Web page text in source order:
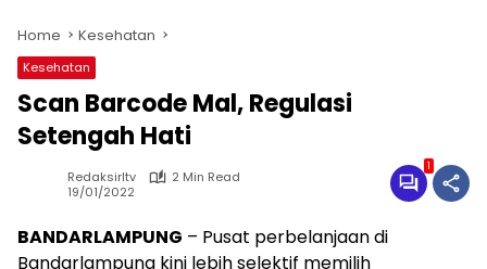
Home Kesehatan
Kesehatan
Scan Barcode Mal, Regulasi
Setengah Hati
Redaksirltv
2 Min Read
19/01/2022
1
BANDARLAMPUNG – Pusat perbelanjaan di
Bandarlampung kini lebih selektif memilih